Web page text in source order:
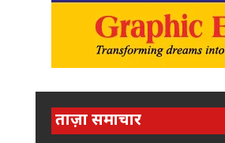
ताज़ा समाचार